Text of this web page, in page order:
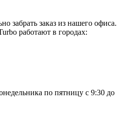
забрать заказ из нашего офиса.
работают в городах:
по пятницу с 9:30 до